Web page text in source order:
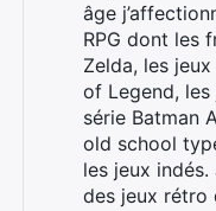
âge
RPG dont les
Zelda, les
of Legend, les
série Batman
old school
les jeux indés.
des jeux rétro
Rechercher
: